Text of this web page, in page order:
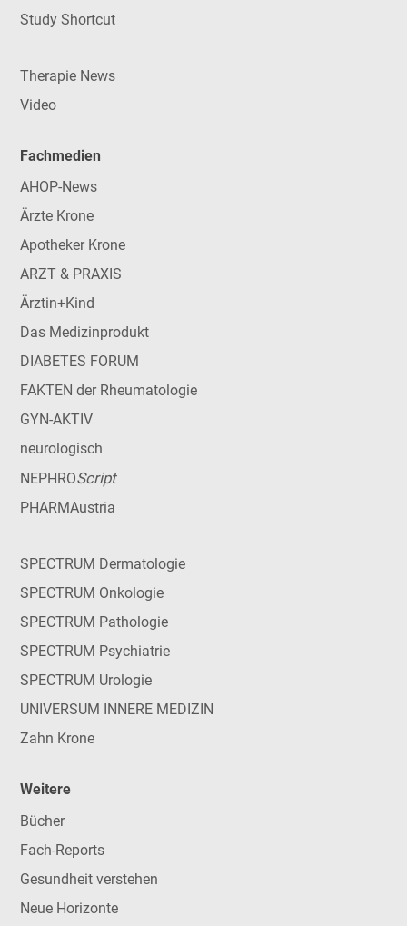
Study Shortcut
Therapie News
Video
Fachmedien
AHOP-News
Ärzte Krone
Apotheker Krone
ARZT & PRAXIS
Ärztin+Kind
Das Medizinprodukt
DIABETES FORUM
FAKTEN der Rheumatologie
GYN-AKTIV
neurologisch
NEPHROScript
PHARMAustria
SPECTRUM Dermatologie
SPECTRUM Onkologie
SPECTRUM Pathologie
SPECTRUM Psychiatrie
SPECTRUM Urologie
UNIVERSUM INNERE MEDIZIN
Zahn Krone
Weitere
Bücher
Fach-Reports
Gesundheit verstehen
Neue Horizonte